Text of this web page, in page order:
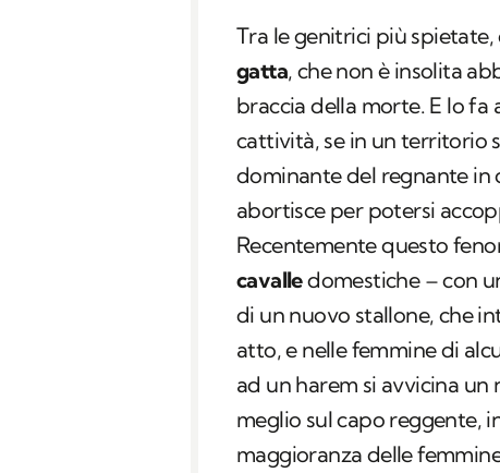
Tra le genitrici più
gatta, che non è insolita
braccia della morte. E lo fa
cattività, se in un territorio
dominante del regnante in
abortisce per potersi
Recentemente questo
cavalledomestiche – con
di un nuovo stallone, che
atto, e nelle femmine di
ad un harem si avvicina un
meglio sul capo reggente,
maggioranza delle